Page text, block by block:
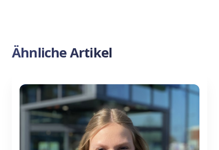
Ähnliche Artikel